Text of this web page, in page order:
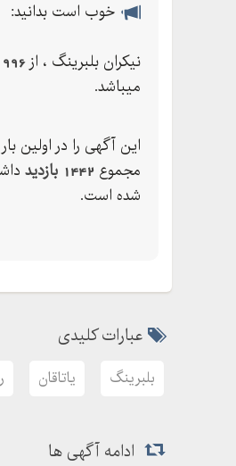
خوب است بدانید:
نیکران بلبرینگ ، از 1996 روز
میباشد.
این آگهی را در اولین
مجموع 1442 بازدید
شده است.
عبارات کلیدی
بلبرینگ یاتاقان
ادامه آگهی ها